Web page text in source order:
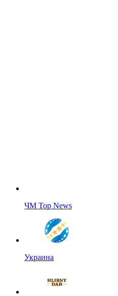
ЧМ Top News
Украина